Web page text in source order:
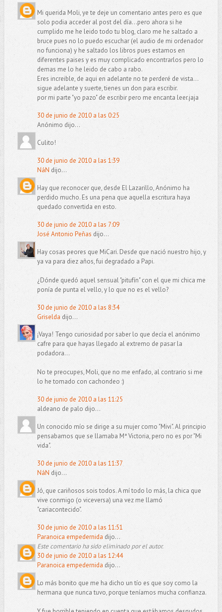
Mi querida Moli, ye te deje un comentario antes pero es que
solo podia acceder al post del día...pero ahora si he
cumplido me he leido todo tu blog, claro me he saltado a
bruce pues no lo puedo escuchar (el audio de mi ordenador
no funciona) y he saltado los libros pues estamos en
diferentes paises y es muy complicado encontrarlos pero lo
demas me lo he leido de cabo a rabo.
Eres increible, de aqui en adelante no te perderé de vista...
sigue adelante y suerte, tienes un don para escribir.
por mi parte "yo pazo" de escribir pero me encanta leer.jaja
30 de junio de 2010 a las 0:25
Anónimo dijo...
Culito!
30 de junio de 2010 a las 1:39
NáN dijo...
Hay que reconocer que, desde El Lazarillo, Anónimo ha
perdido mucho. Es una pena que aquella escritura haya
quedado convertida en esto.
30 de junio de 2010 a las 7:09
José Antonio Peñas dijo...
Hay cosas peores que MiCari. Desde que nació nuestro hijo, y
ya va para diez años, fui degradado a Papi.
¿Dónde quedó aquel sensual "pitufín" con el que mi chica me
ponía de punta el vello, y lo que no es el vello?
30 de junio de 2010 a las 8:34
Griselda dijo...
¡Vaya! Tengo curiosidad por saber lo que decía el anónimo
cafre para que hayas llegado al extremo de pasar la
podadora...
No te preocupes, Moli, que no me enfado, al contrario si me
lo he tomado con cachondeo :)
30 de junio de 2010 a las 11:25
aldeano de palo dijo...
Un conocido mío se dirige a su mujer como "Mivi". Al principio
pensabamos que se llamaba Mª Victoria, pero no es por "Mi
vida".
30 de junio de 2010 a las 11:37
NáN dijo...
Jó, que cariñosos sois todos. A mí todo lo más, la chica que
vive conmigo (o viceversa) una vez me llamó
"cariacontecido".
30 de junio de 2010 a las 11:51
Paranoica empedernida dijo...
Este comentario ha sido eliminado por el autor.
30 de junio de 2010 a las 12:44
Paranoica empedernida dijo...
Lo más bonito que me ha dicho un tío es que soy como la
hermana que nunca tuvo, porque teníamos mucha confianza.